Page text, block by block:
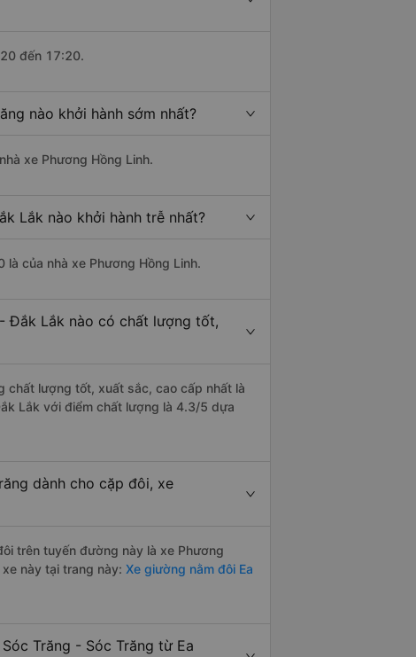
đến 17:20.
nào khởi hành sớm nhất?
xe Phương Hồng Linh.
Lắk nào khởi hành trễ nhất?
của nhà xe Phương Hồng Linh.
Đắk Lắk nào có chất lượng tốt,
chất lượng tốt, xuất sắc, cao cấp nhất là
Lắk với điểm chất lượng là 4.3/5 dựa
dành cho cặp đôi, xe
trên tuyến đường này là xe Phương
này tại trang này: Xe giường nằm đôi Ea
Trăng - Sóc Trăng từ Ea